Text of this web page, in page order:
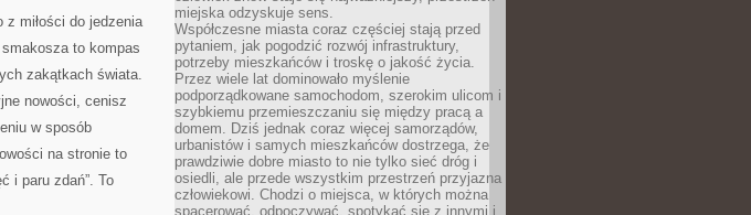
z miłości do jedzenia
to kompas
zakątkach świata.
nowości, cenisz
w sposób
na stronie to
i paru zdań”. To
miejska odzyskuje sens.
Współczesne miasta coraz częściej stają przed
pytaniem, jak pogodzić rozwój infrastruktury,
potrzeby mieszkańców i troskę o jakość życia.
Przez wiele lat dominowało myślenie
podporządkowane samochodom, szerokim ulicom i
szybkiemu przemieszczaniu się między pracą a
domem. Dziś jednak coraz więcej samorządów,
urbanistów i samych mieszkańców dostrzega, że
prawdziwie dobre miasto to nie tylko sieć dróg i
osiedli, ale przede wszystkim przestrzeń przyjazna
człowiekowi. Chodzi o miejsca, w których można
spacerować, odpoczywać, spotykać się z innymi i